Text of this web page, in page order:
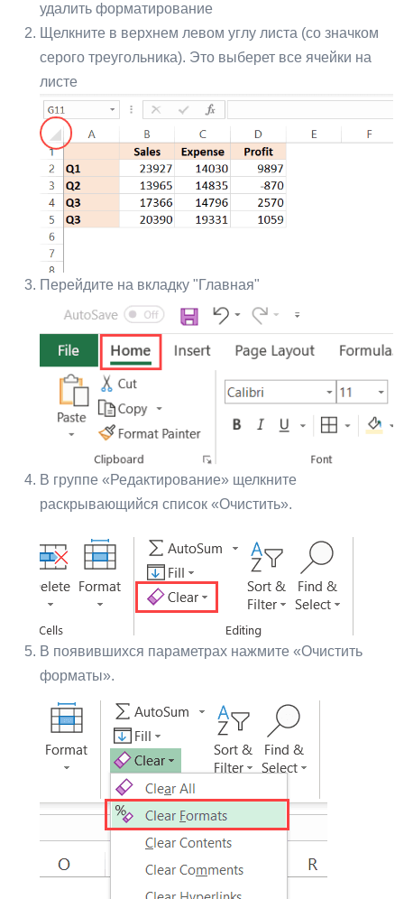
удалить форматирование
Щелкните в верхнем левом углу листа (со значком
серого треугольника). Это выберет все ячейки на
листе
Перейдите на вкладку "Главная"
В группе «Редактирование» щелкните
раскрывающийся список «Очистить».
В появившихся параметрах нажмите «Очистить
форматы».